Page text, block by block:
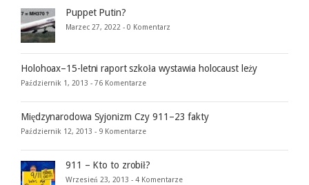
Puppet Putin?
Marzec 27, 2022 - 0 Komentarz
Holohoax–15-letni raport szkoła wystawia holocaust leży
Październik 1, 2013 - 76 Komentarze
Międzynarodowa Syjonizm Czy 911–23 fakty
Październik 12, 2013 - 9 Komentarze
911 – Kto to zrobił?
Wrzesień 23, 2013 - 4 Komentarze